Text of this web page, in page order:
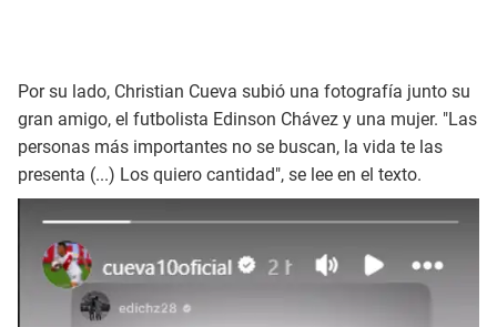
Por su lado, Christian Cueva subió una fotografía junto su
gran amigo, el futbolista Edinson Chávez y una mujer. "Las
personas más importantes no se buscan, la vida te las
presenta (...) Los quiero cantidad", se lee en el texto.